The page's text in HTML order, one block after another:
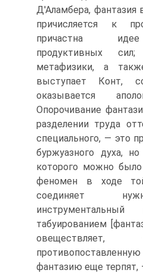
Д'Аламбера, фантазия
причисляется к
причастна
продуктивных
метафизики, а
выступа­ет Конт,
оказывается
Опорочивание
разделении труда
специального, — это
буржу­азного духа,
которого можно
феномен в ходе
соединяет
табуированием
фантазию еще